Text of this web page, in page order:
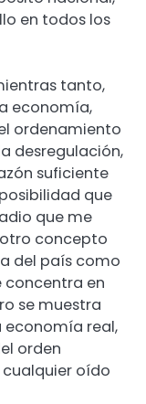
en todos los
tanto,
economía,
ordenamiento
desregulación,
suficiente
que
que me
concepto
del país como
concentra en
se muestra
real,
orden
oído